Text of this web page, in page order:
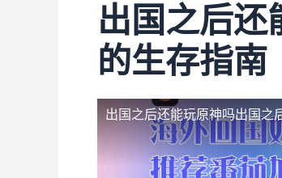
出国之后还
的生存指南
出国之后还能玩原神吗出国之